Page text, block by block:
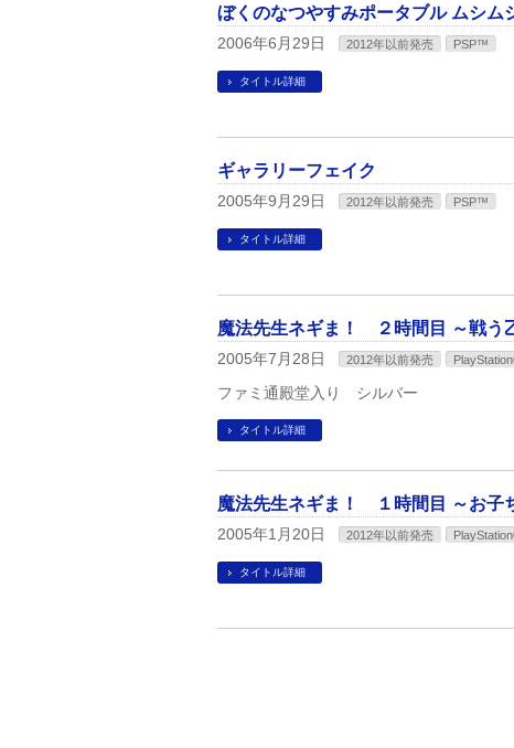
ぼくのなつやすみポータブル ムシム
2006年6月29日 2012年以前発売 PSP™
タイトル詳細
ギャラリーフェイク
2005年9月29日 2012年以前発売 PSP™
タイトル詳細
魔法先生ネギま！ ２時間目 ～戦う
2005年7月28日 2012年以前発売
ファミ通殿堂入り シルバー
タイトル詳細
魔法先生ネギま！ １時間目 ～お子
2005年1月20日 2012年以前発売
タイトル詳細